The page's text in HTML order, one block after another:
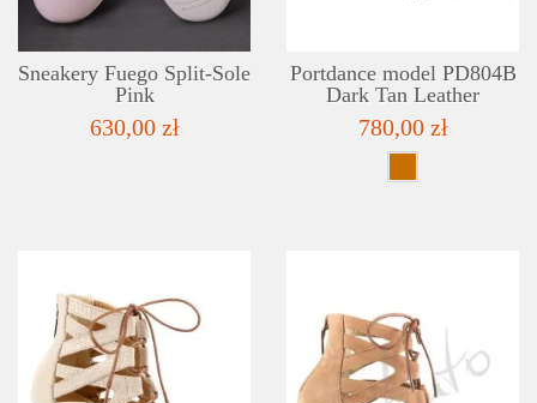
Sneakery Fuego Split-Sole
Pink
630,00 zł
Portdance model PD804B
Dark Tan Leather
780,00 zł